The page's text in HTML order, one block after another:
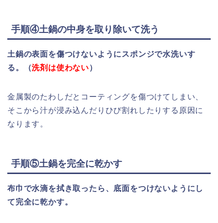
手順④土鍋の中身を取り除いて洗う
土鍋の表面を傷つけないようにスポンジで水洗いす
る。（洗剤は使わない）
金属製のたわしだとコーティングを傷つけてしまい、
そこから汁が浸み込んだりひび割れしたりする原因に
なります。
手順⑤土鍋を完全に乾かす
布巾で水滴を拭き取ったら、底面をつけないようにし
て完全に乾かす。